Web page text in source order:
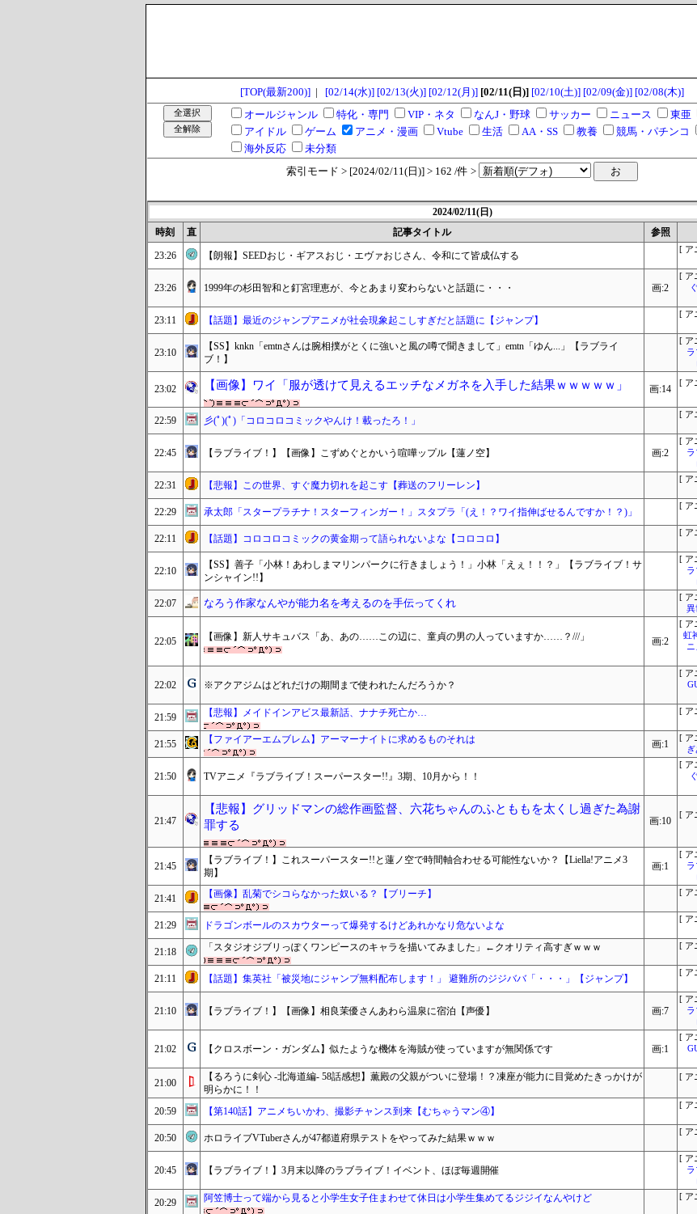
[TOP(最新200)] | [02/14(水)] [02/13(火)] [02/12(月)] [02/11(日)] [02/10(土)] [02/09(金)] [02/08(木)]
オールジャンル
特化・専門 VIP・ネタ なんJ・野球 サッカー ニュース 東亜
アイドル
ゲーム アニメ・漫画 Vtube 生活 AA・SS 教養 競馬・パチンコ
海外反応
未分類
索引モード > [2024/02/11(日)] > 162 /件 >
2024/02/11(日)
時刻
直 記事タイトル 参照
23:26 【朗報】SEEDおじ・ギアスおじ・エヴァおじさん、令和にて皆成仏する
[ ア
23:26 1999年の杉田智和と釘宮理恵が、今とあまり変わらないと話題に・・・ 画:2
[ ア
23:11 【話題】最近のジャンプアニメが社会現象起こしすぎだと話題に【ジャンプ】
[ ア
23:10
【SS】knkn「emtnさんは腕相撲がとくに強いと風の噂で聞きまして」emtn「ゆん...」【ラブライ
ブ！】
[ ア
23:02 【画像】ワイ「服が透けて見えるエッチなメガネを入手した結果ｗｗｗｗｗ」 画:14
[ ア
22:59 彡(ﾟ)(ﾟ)「コロコロコミックやんけ！載ったろ！」
[ ア
22:45 【ラブライブ！】【画像】こずめぐとかいう喧嘩ップル【蓮ノ空】 画:2
[ ア
22:31 【悲報】この世界、すぐ魔力切れを起こす【葬送のフリーレン】
[ ア
22:29 承太郎「スタープラチナ！スターフィンガー！」スタプラ「(え！？ワイ指伸ばせるんですか！？)」
[ ア
22:11 【話題】コロコロコミックの黄金期って語られないよな【コロコロ】
[ ア
22:10
【SS】善子「小林！あわしまマリンパークに行きましょう！」小林「えぇ！！？」【ラブライブ！サ
ンシャイン!!】
[ ア
22:07 なろう作家なんやが能力名を考えるのを手伝ってくれ
[ ア
異
22:05 【画像】新人サキュバス「あ、あの……この辺に、童貞の男の人っていますか……？///」 画:2
[ ア
虹
22:02 ※アクアジムはどれだけの期間まで使われたんだろうか？
[ ア
21:59 【悲報】メイドインアビス最新話、ナナチ死亡か…
[ ア
21:55 【ファイアーエムブレム】アーマーナイトに求めるものそれは 画:1
[ ア
21:50 TVアニメ『ラブライブ！スーパースター!!』3期、10月から！！
[ ア
21:47
【悲報】グリッドマンの総作画監督、六花ちゃんのふとももを太くし過ぎた為謝
罪する
画:10
[ ア
21:45
【ラブライブ！】これスーパースター!!と蓮ノ空で時間軸合わせる可能性ないか？【Liella!アニメ3
期】
画:1
[ ア
21:41 【画像】乱菊でシコらなかった奴いる？【ブリーチ】
[ ア
21:29 ドラゴンボールのスカウターって爆発するけどあれかなり危ないよな
[ ア
21:18 「スタジオジブリっぽくワンピースのキャラを描いてみました」←クオリティ高すぎｗｗｗ
[ ア
21:11 【話題】集英社「被災地にジャンプ無料配布します！」 避難所のジジババ「・・・」【ジャンプ】
[ ア
21:10 【ラブライブ！】【画像】相良茉優さんあわら温泉に宿泊【声優】 画:7
[ ア
21:02 【クロスボーン・ガンダム】似たような機体を海賊が使っていますが無関係です 画:1
[ ア
21:00
【るろうに剣心 -北海道編- 58話感想】薫殿の父親がついに登場！？凍座が能力に目覚めたきっかけが
明らかに！！
[ ア
20:59 【第140話】アニメちいかわ、撮影チャンス到来【むちゃうマン④】
[ ア
20:50 ホロライブVTuberさんが47都道府県テストをやってみた結果ｗｗｗ
[ ア
20:45 【ラブライブ！】3月末以降のラブライブ！イベント、ほぼ毎週開催
[ ア
20:29 阿笠博士って端から見ると小学生女子住まわせて休日は小学生集めてるジジイなんやけど
[ ア